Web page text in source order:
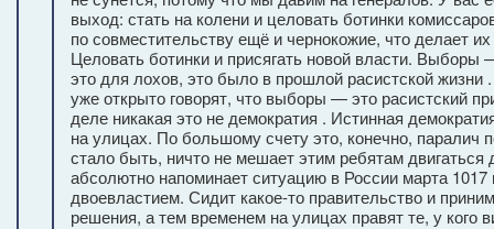
выход: стать на колени и целовать ботинки
по совместительству ещё и чернокожие, что делает
Целовать ботинки и присягать новой власти. Выборы
это для лохов, это было в прошлой расистской жизни
уже открыто говорят, что выборы — это расистский
деле никакая это не демократия . Истинная
на улицах. По большому счету это, конечно, паралич
стало быть, ничто не мешает этим ребятам
абсолютно напоминает ситуацию в России марта
двоевластием. Сидит какое-то правительство и
решения, а тем временем на улицах правят те, у кого